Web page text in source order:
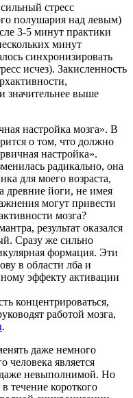
стресс
полушария над левым)
3-5 минут практики
минут
синхронизировать
исчез). Закисленность
значительнее выше
настройка мозга». В
о том, что должно
настройка».
радикально, она
для моего возраста,
йоги, не имея
могут привести
мозга?
результат оказался
Сразу же сильно
формация. Эти
в области лба и
эффекту активации
концентрироваться,
работой мозга,
.
даже немного
человека является
даже невыполнимой. Но
течение короткого